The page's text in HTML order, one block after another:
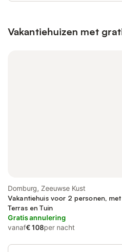
Vakantiehuizen met
Domburg, Zeeuwse Kust
Vakantiehuis voor 2 personen, met
Terras en Tuin
Gratis annulering
vanaf€ 108per nacht